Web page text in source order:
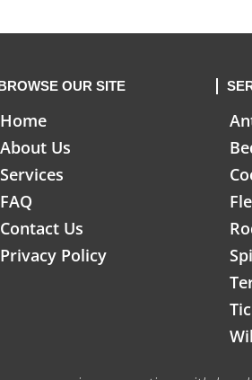
OUR SITE
Home
About Us
Services
FAQ
Contact Us
Privacy Policy